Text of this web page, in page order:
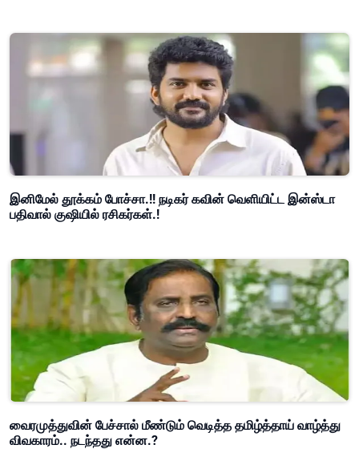
இனிமேல் தூக்கம் போச்சா.!! நடிகர் கவின் வெளியிட்ட இன்ஸ்டா
பதிவால் குஷியில் ரசிகர்கள்.!
வைரமுத்துவின் பேச்சால் மீண்டும் வெடித்த தமிழ்த்தாய் வாழ்த்து
விவகாரம்.. நடந்தது என்ன.?